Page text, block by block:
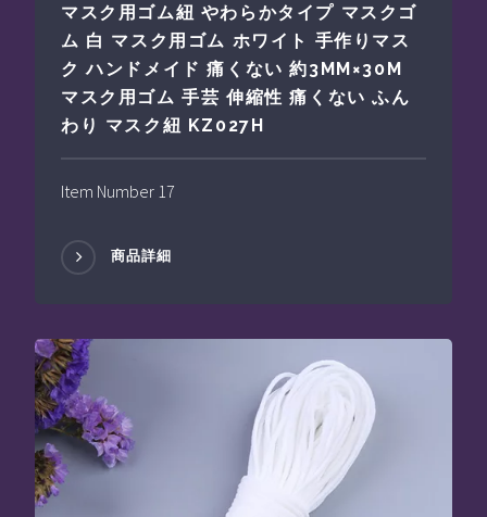
マスク用ゴム紐 やわらかタイプ マスクゴ
ム 白 マスク用ゴム ホワイト 手作りマス
ク ハンドメイド 痛くない 約3MM×30M
マスク用ゴム 手芸 伸縮性 痛くない ふん
わり マスク紐 KZ027H
Item Number 17
商品詳細